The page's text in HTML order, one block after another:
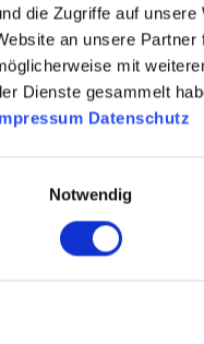
die Zugriffe auf
an unsere
mit
Dienste gesammelt
Datenschutz
Notwendig